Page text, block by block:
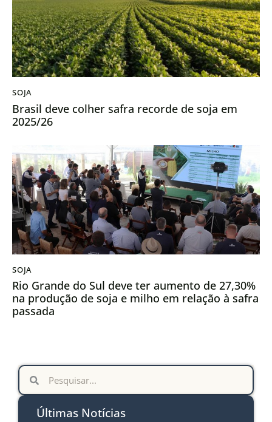
SOJA
Brasil deve colher safra recorde de soja em
2025/26
SOJA
Rio Grande do Sul deve ter aumento de 27,30%
na produção de soja e milho em relação à safra
passada
Últimas Notícias